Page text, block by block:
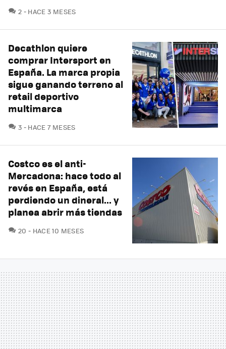
2 COMENTARIOS
HACE 3 MESES
Decathlon quiere
comprar Intersport en
España. La marca propia
sigue ganando terreno al
retail deportivo
multimarca
3 COMENTARIOS
HACE 7 MESES
Costco es el anti-
Mercadona: hace todo al
revés en España, está
perdiendo un dineral... y
planea abrir más tiendas
20 COMENTARIOS
HACE 10 MESES